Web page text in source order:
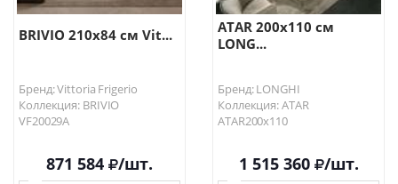
BRIVIO 210х84 см Vit...
Бренд: Vittoria Frigerio
Коллекция: BRIVIO
VF20029A
871 584 /шт.
ATAR 200х110 см
LONG...
Бренд: LONGHI
Коллекция: ATAR
ATAR200х110
1 515 360 /шт.